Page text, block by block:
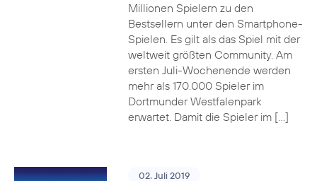
Millionen Spielern zu den
Bestsellern unter den Smartphone-
Spielen. Es gilt als das Spiel mit der
weltweit größten Community. Am
ersten Juli-Wochenende werden
mehr als 170.000 Spieler im
Dortmunder Westfalenpark
erwartet. Damit die Spieler im […]
02. Juli 2019